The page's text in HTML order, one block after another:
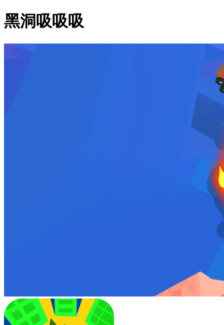
黑洞吸吸吸